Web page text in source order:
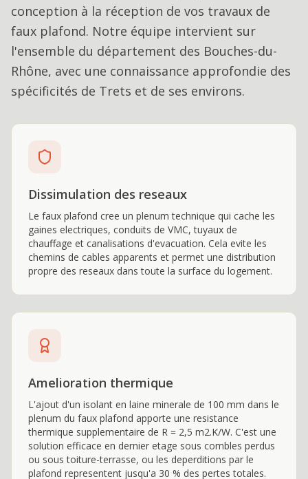
conception à la réception de vos travaux de
faux plafond. Notre équipe intervient sur
l'ensemble du département des Bouches-du-
Rhône, avec une connaissance approfondie des
spécificités de Trets et de ses environs.
Dissimulation des reseaux
Le faux plafond cree un plenum technique qui cache les
gaines electriques, conduits de VMC, tuyaux de
chauffage et canalisations d'evacuation. Cela evite les
chemins de cables apparents et permet une distribution
propre des reseaux dans toute la surface du logement.
Amelioration thermique
L'ajout d'un isolant en laine minerale de 100 mm dans le
plenum du faux plafond apporte une resistance
thermique supplementaire de R = 2,5 m2.K/W. C'est une
solution efficace en dernier etage sous combles perdus
ou sous toiture-terrasse, ou les deperditions par le
plafond representent jusqu'a 30 % des pertes totales.